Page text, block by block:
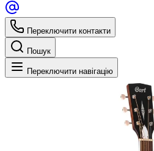
Переключити контакти
Пошук
Переключити навігацію